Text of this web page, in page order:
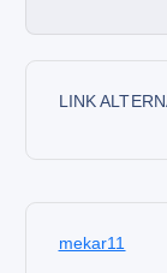
LINK
mekar11